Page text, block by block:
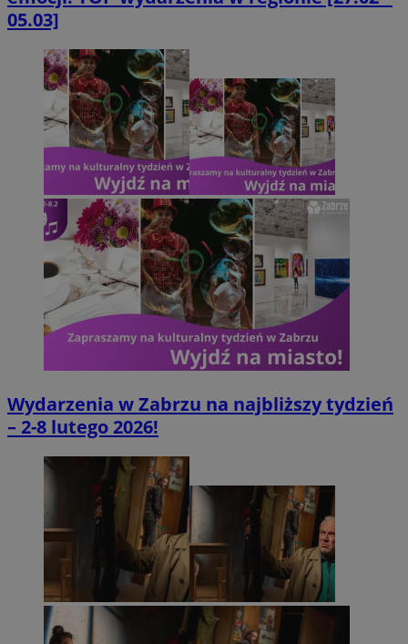
05.03]
Wydarzenia w Zabrzu na najbliższy tydzień
– 2-8 lutego 2026!